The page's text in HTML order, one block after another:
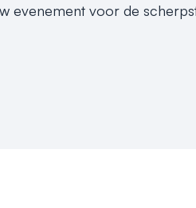
evenement voor de